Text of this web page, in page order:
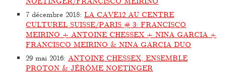
7 décembre 2018:LA CAVE12 AU CENTRE
CULTUREL SUISSE/PARIS # 3: FRANCISCO
MEIRINO + ANTOINE CHESSEX + NINA GARCIA +
FRANCISCO MEIRINO & NINA GARCIA DUO
29 mai 2016: ANTOINE CHESSEX, ENSEMBLE
PROTON & JÉRÔME NOETINGER